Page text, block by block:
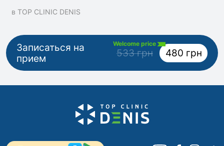
в TOP CLINIC DENIS
Записаться на
прием
Welcome price
533 грн 480 грн